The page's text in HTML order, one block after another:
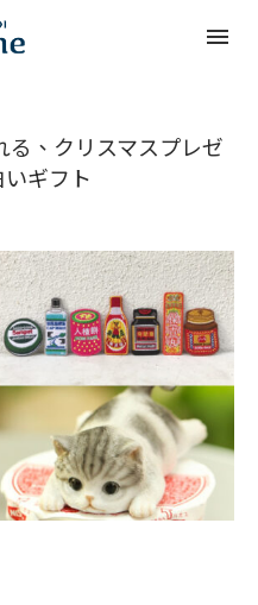
る、クリスマスプレゼ
ギフト